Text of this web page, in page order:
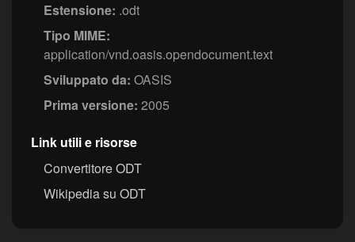
Estensione: .odt
Tipo MIME:
application/vnd.oasis.opendocument.text
Sviluppato da: OASIS
Prima versione: 2005
Link utili e risorse
Convertitore ODT
Wikipedia su ODT